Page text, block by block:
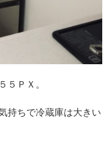
５ＰＸ。
持ちで冷蔵庫は大きい